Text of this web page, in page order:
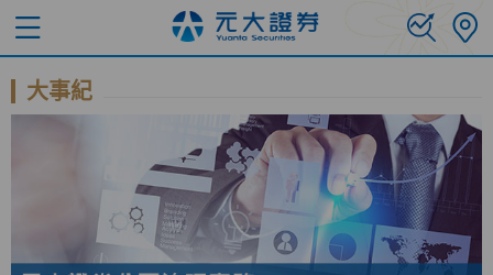
大事紀